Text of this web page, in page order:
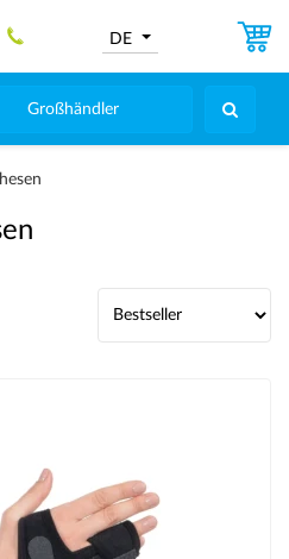
Großhändler
DE